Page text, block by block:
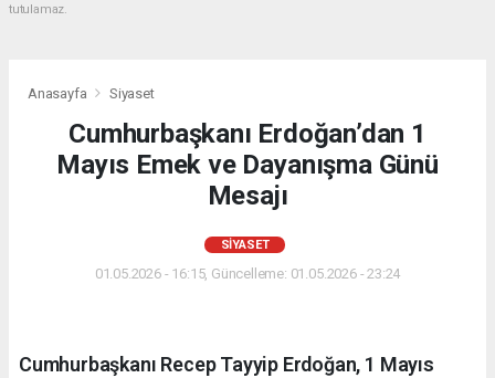
tutulamaz.
Anasayfa Siyaset
Cumhurbaşkanı Erdoğan’dan 1
Mayıs Emek ve Dayanışma Günü
Mesajı
SIYASET
01.05.2026 - 16:15, Güncelleme: 01.05.2026 - 23:24
Cumhurbaşkanı Recep Tayyip Erdoğan, 1 Mayıs